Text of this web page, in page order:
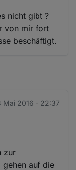
nicht gibt ?
von mir fort
beschäftigt.
Mai 2016 - 22:37
zur
gehen auf die